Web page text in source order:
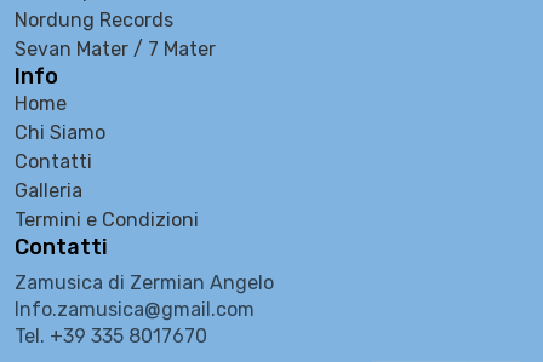
Nordung Records
Sevan Mater / 7 Mater
Info
Home
Chi Siamo
Contatti
Galleria
Termini e Condizioni
Contatti
Zamusica di Zermian Angelo
Info.zamusica@gmail.com
Tel. +39 335 8017670